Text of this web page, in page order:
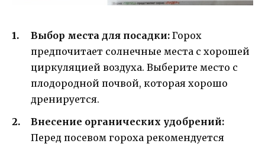
Выбор места для посадки: Горох
предпочитает солнечные места с хорошей
циркуляцией воздуха. Выберите место с
плодородной почвой, которая хорошо
дренируется.
Внесение органических удобрений:
Перед посевом гороха рекомендуется